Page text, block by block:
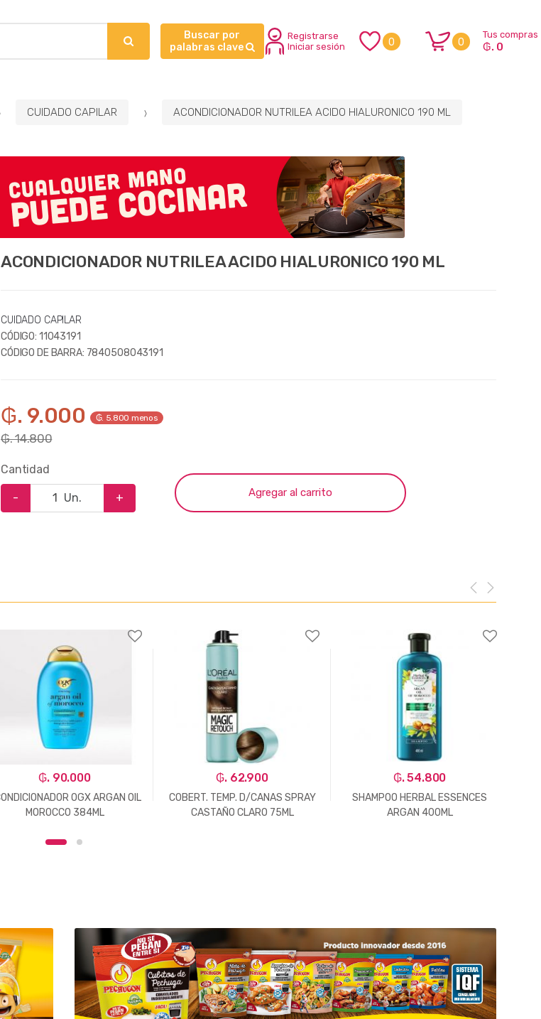
Buscar por
palabras clave
Registrarse
Iniciar sesión
0 0
Tus compras
₲. 0
CUIDADO CAPILAR ACONDICIONADOR NUTRILEA ACIDO HIALURONICO 190 ML
ACONDICIONADOR NUTRILEA ACIDO HIALURONICO 190 ML
CUIDADO CAPILAR
CÓDIGO: 11043191
CÓDIGO DE BARRA: 7840508043191
₲. 9.000 ₲. 5.800 menos
₲. 14.800
Cantidad
- Un. + Agregar al carrito
₲. 90.000
OGX ARGAN OIL
MOROCCO 384ML
₲. 62.900
COBERT. TEMP. D/CANAS SPRAY
CASTAÑO CLARO 75ML
₲. 54.800
SHAMPOO HERBAL ESSENCES
ARGAN 400ML